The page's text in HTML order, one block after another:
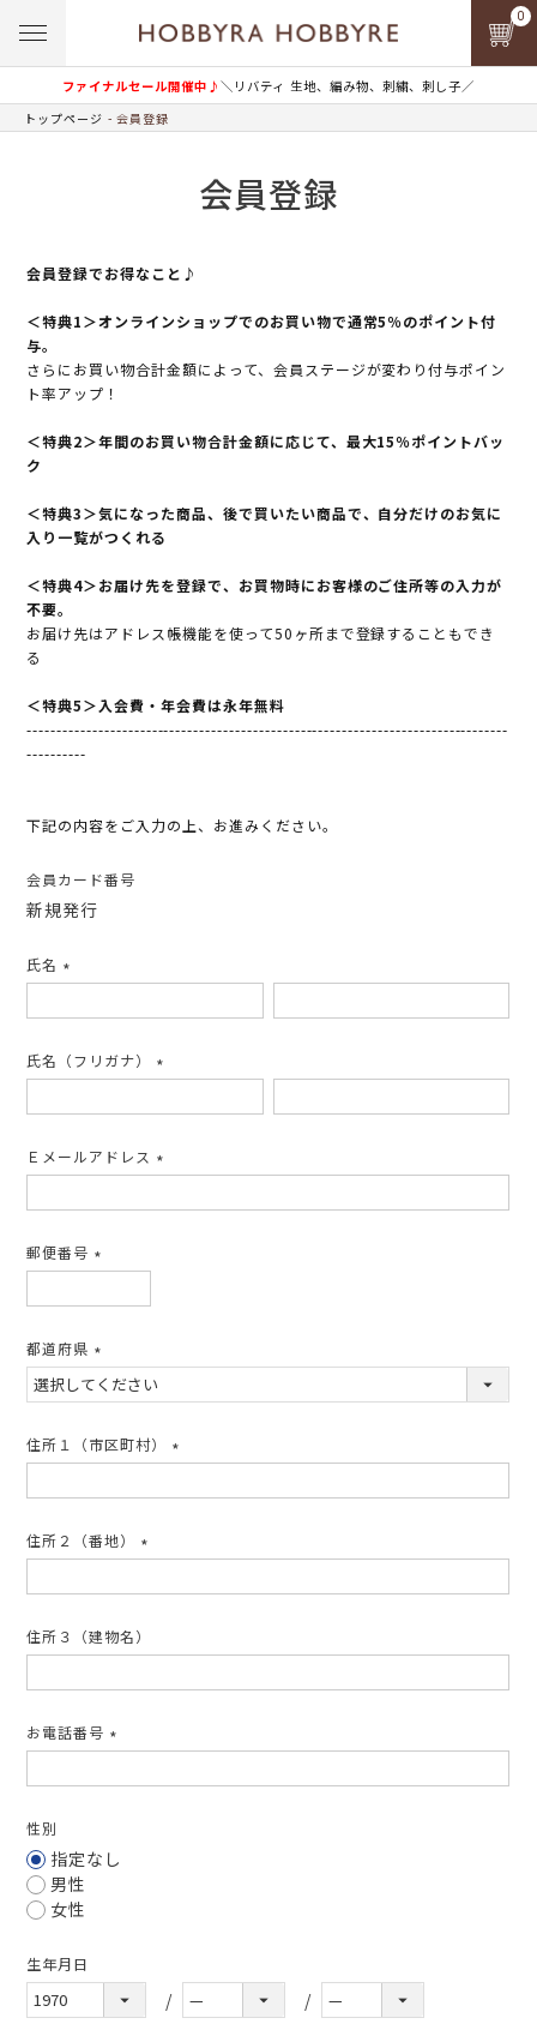
ファイナルセール開催中♪＼リバティ 生地、編み物、刺繍、刺し子／
0
トップページ 会員登録
会員登録
会員登録でお得なこと♪
＜特典1＞オンラインショップでのお買い物で通常5％のポイント付
与。
さらにお買い物合計金額によって、会員ステージが変わり付与ポイン
ト率アップ！
＜特典2＞年間のお買い物合計金額に応じて、最大15％ポイントバッ
ク
＜特典3＞気になった商品、後で買いたい商品で、自分だけのお気に
入り一覧がつくれる
＜特典4＞お届け先を登録で、お買物時にお客様のご住所等の入力が
不要。
お届け先はアドレス帳機能を使って50ヶ所まで登録することもでき
る
＜特典5＞入会費・年会費は永年無料
---------------------------------------------------------------------------------
----------
下記の内容をご入力の上、お進みください。
会員カード番号
新規発行
氏名
須)
氏名（フリガナ）
須)
Ｅメールアドレス
須)
郵便番号
須)
都道府県
(必
須)
住所１（市区町村）
須)
住所２（番地）
須)
住所３（建物名）
お電話番号
須)
性別
指定なし
男性
女性
生年月日